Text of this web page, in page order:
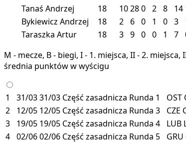
Tanaś Andrzej
18 10280 2 8 14
Bykiewicz Andrzej
18 2 6 0 1 0 3
Taraszka Artur
18 3 9 0 0 1 7
M - mecze, B - biegi, I - 1. miejsca, II - 2.
średnia punktów w wyścigu
1 31/0331/03 Część zasadnicza Runda 1 OST
2
12/05 12/05 Część zasadnicza Runda 3 CZE
3
19/05 19/05 Część zasadnicza Runda 4 LUB
4 02/0602/06 Część zasadnicza Runda 5 GRU